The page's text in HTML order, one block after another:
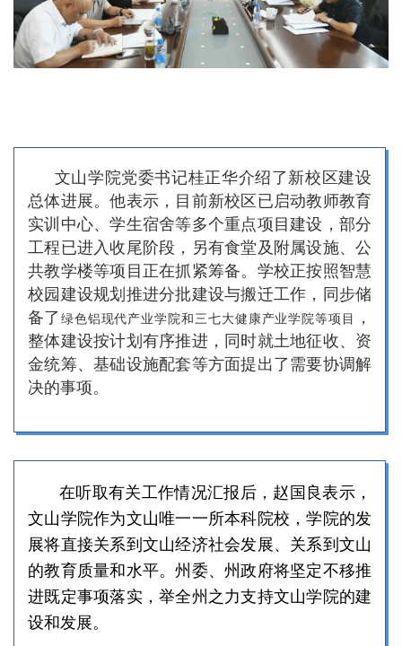
文山学院党委书记桂正华介绍了新校区建设
总体进展。他表示，目前新校区已启动教师教育
实训中心、学生宿舍等多个重点项目建设，部分
工程已进入收尾阶段，另有食堂及附属设施、公
共教学楼等项目正在抓紧筹备。学校正按照智慧
校园建设规划推进分批建设与搬迁工作，同步储
备了绿色铝现代产业学院和三七大健康产业学院等项目 ，
整体建设按计划有序推进，同时就土地征收、资
金统筹、基础设施配套等方面提出了需要协调解
决的事项。
在听取有关工作情况汇报后，赵国良表示，
文山学院作为文山唯一一所本科院校，学院的发
展将直接关系到文山经济社会发展、关系到文山
的教育质量和水平。州委、州政府将坚定不移推
进既定事项落实，举全州之力支持文山学院的建
设和发展。